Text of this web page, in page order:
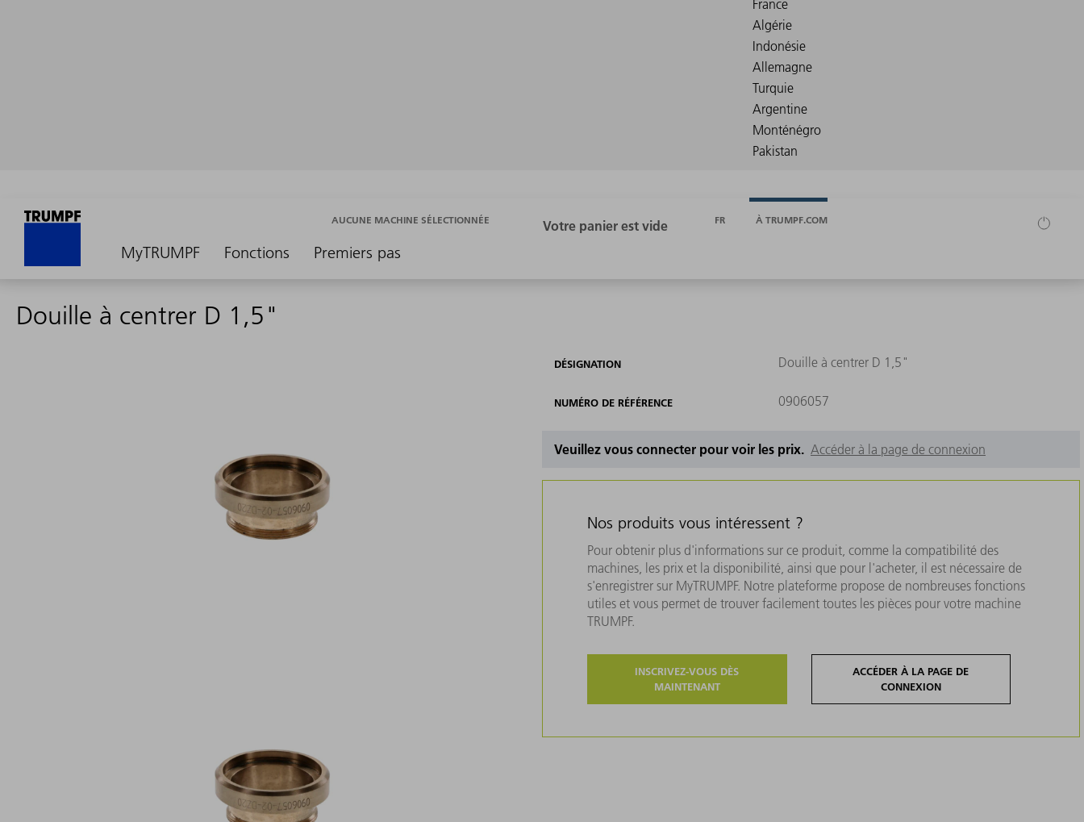
MyTRUMPF Fonctions Premiers pas
AUCUNE MACHINE SÉLECTIONNÉE FR À TRUMPF.COM
Douille à centrer D 1,5"
DÉSIGNATION Douille à centrer D 1,5"
NUMÉRO DE RÉFÉRENCE 0906057
Veuillez vous connecter pour voir les prix. Accéder à la page de connexion
Nos produits vous intéressent ?
Pour obtenir plus d'informations sur ce produit, comme la compatibilité des
machines, les prix et la disponibilité, ainsi que pour l'acheter, il est nécessaire de
s'enregistrer sur MyTRUMPF. Notre plateforme propose de nombreuses fonctions
utiles et vous permet de trouver facilement toutes les pièces pour votre machine
TRUMPF.
INSCRIVEZ-VOUS DÈS
MAINTENANT
ACCÉDER À LA PAGE DE
CONNEXION